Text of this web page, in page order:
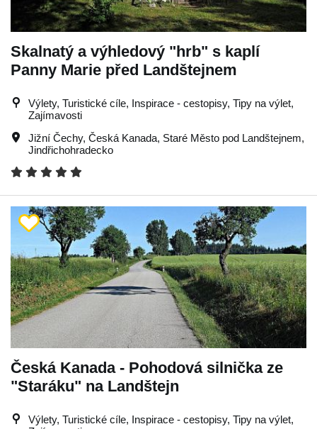
Skalnatý a výhledový "hrb" s kaplí
Panny Marie před Landštejnem
Výlety, Turistické cíle, Inspirace - cestopisy, Tipy na výlet,
Zajímavosti
Jižní Čechy, Česká Kanada, Staré Město pod Landštejnem,
Jindřichohradecko
Česká Kanada - Pohodová silnička ze
"Staráku" na Landštejn
Výlety, Turistické cíle, Inspirace - cestopisy, Tipy na výlet,